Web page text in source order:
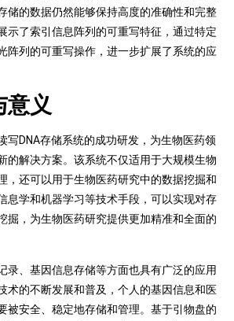
储的数据仍然能够保持高度的准确性和完整
示了索引信息阵列的可重写特征，通过特定
阵列的可重写操作，进一步扩展了系统的应
意义
写DNA存储系统的成功研发，为生物医药领
的解决方案。该系统不仅适用于大规模生物
，还可以用于生物医药研究中的数据挖掘和
息学和机器学习等技术手段，可以实现对存
掘，为生物医药研究提供更加精准和全面的
录、基因信息存储等方面也具有广泛的应用
术的不断发展和普及，个人的基因信息和医
被安全、稳定地存储和管理。基于引物盘的